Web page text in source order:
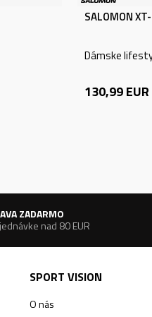
SALOMON
Dámske
130,99EUR
ZADARMO
nad 80 EUR
SPORT VISION
O nás